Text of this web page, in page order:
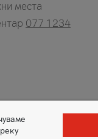
места
077 1234